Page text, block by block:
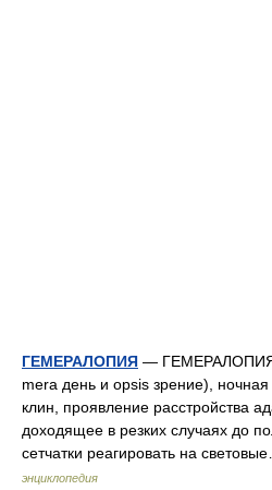
ГЕМЕРАЛОПИЯ — ГЕМЕРАЛОПИЯ,
mera день и opsis зрение), ночная
клин, проявление расстройства
доходящее в резких случаях до
сетчатки реагировать на
энциклопедия